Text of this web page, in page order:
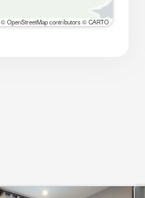
© OpenStreetMap contributors © CARTO